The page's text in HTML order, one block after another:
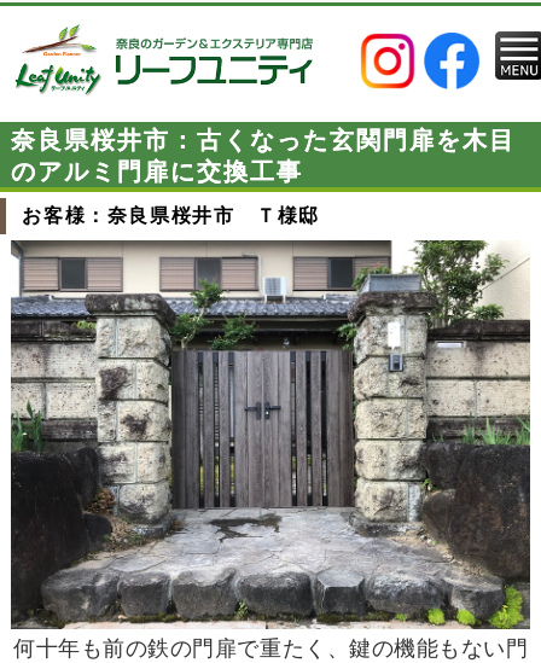
奈良県桜井市：古くなった玄関門扉を木目
のアルミ門扉に交換工事
お客様：奈良県桜井市 Ｔ様邸
何十年も前の鉄の門扉で重たく、鍵の機能もない門